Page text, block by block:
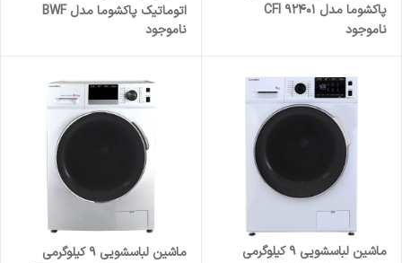
پاکشوما مدل CFI 92401
ناموجود
اتوماتیک پاکشوما مدل BWF
۴۰۱۳۸ iWT
ناموجود
ماشین لباسشویی 9 کیلوگرمی
ماشین لباسشویی 9 کیلوگرمی